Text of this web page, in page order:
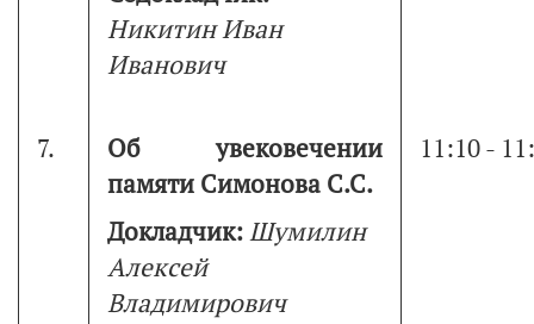
Никитин Иван
Иванович
7.
Об увековечении
памяти Симонова С.С.
Докладчик:Шумилин
Алексей
Владимирович
11:10 -